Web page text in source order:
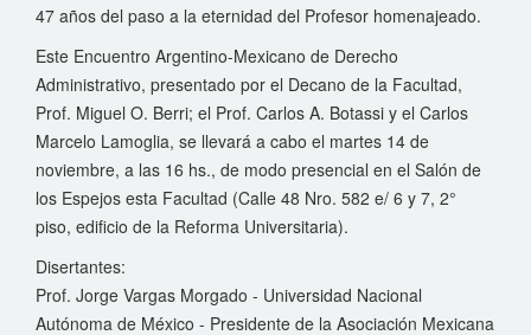
47 años del paso a la eternidad del Profesor homenajeado.
Este Encuentro Argentino-Mexicano de Derecho
Administrativo, presentado por el Decano de la Facultad,
Prof. Miguel O. Berri; el Prof. Carlos A. Botassi y el Carlos
Marcelo Lamoglia, se llevará a cabo el martes 14 de
noviembre, a las 16 hs., de modo presencial en el Salón de
los Espejos esta Facultad (Calle 48 Nro. 582 e/ 6 y 7, 2°
piso, edificio de la Reforma Universitaria).
Disertantes:
Prof. Jorge Vargas Morgado - Universidad Nacional
Autónoma de México - Presidente de la Asociación Mexicana